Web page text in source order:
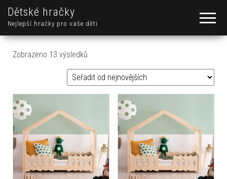
Dětské hračky
Nejlepší hračky pro vaše děti
Zobrazeno 13 výsledků